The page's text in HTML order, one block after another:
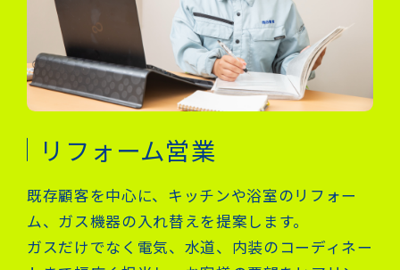
リフォーム営業
既存顧客を中心に、キッチンや浴室のリフォー
ム、ガス機器の入れ替えを提案します。
ガスだけでなく電気、水道、内装のコーディネー